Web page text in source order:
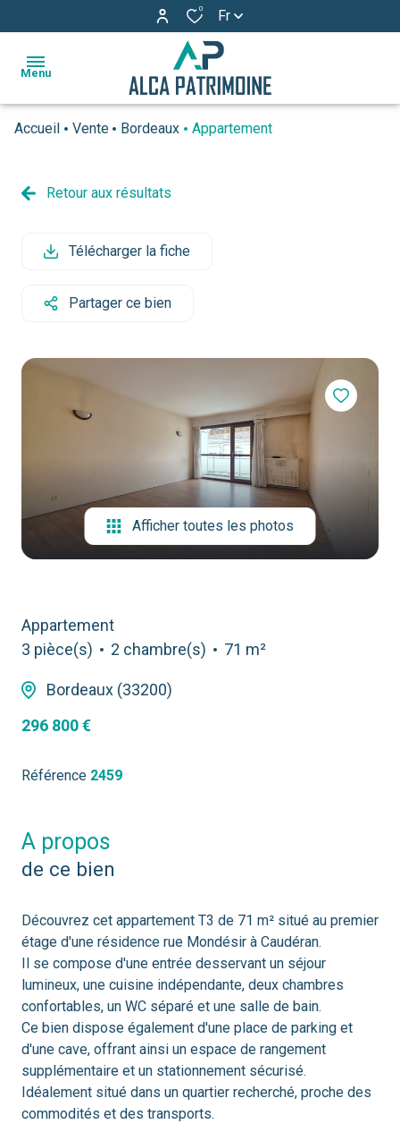
0 Fr
Menu
ventes
l'agence
actualités
clients
contact
Accueil Vente Bordeaux Appartement
Retour aux résultats
Télécharger la fiche
Partager ce bien
Afficher toutes les photos
Appartement
3 pièce(s)
2 chambre(s) 71 m²
Bordeaux (33200)
296 800 €
Référence 2459
a propos
de ce bien
Découvrez cet appartement T3 de 71 m² situé au premier
étage d'une résidence rue Mondésir à Caudéran.
Il se compose d'une entrée desservant un séjour
lumineux, une cuisine indépendante, deux chambres
confortables, un WC séparé et une salle de bain.
Ce bien dispose également d'une place de parking et
d'une cave, offrant ainsi un espace de rangement
supplémentaire et un stationnement sécurisé.
Idéalement situé dans un quartier recherché, proche des
commodités et des transports.